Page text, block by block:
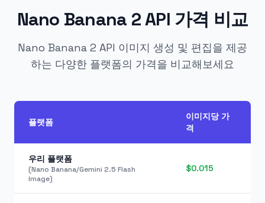
Nano Banana 2 API 가격 비교
Nano Banana 2 API 이미지 생성 및 편집을 제공
하는 다양한 플랫폼의 가격을 비교해보세요
플랫폼
이미지당 가
격
우리 플랫폼
(Nano Banana/Gemini 2.5 Flash
Image)
$0.015